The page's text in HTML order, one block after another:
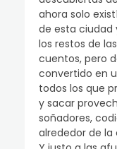
ahora solo
de esta ciudad
los restos de
cuentos, pero
convertido en
todos los que
y sacar
soñadores,
alrededor de la